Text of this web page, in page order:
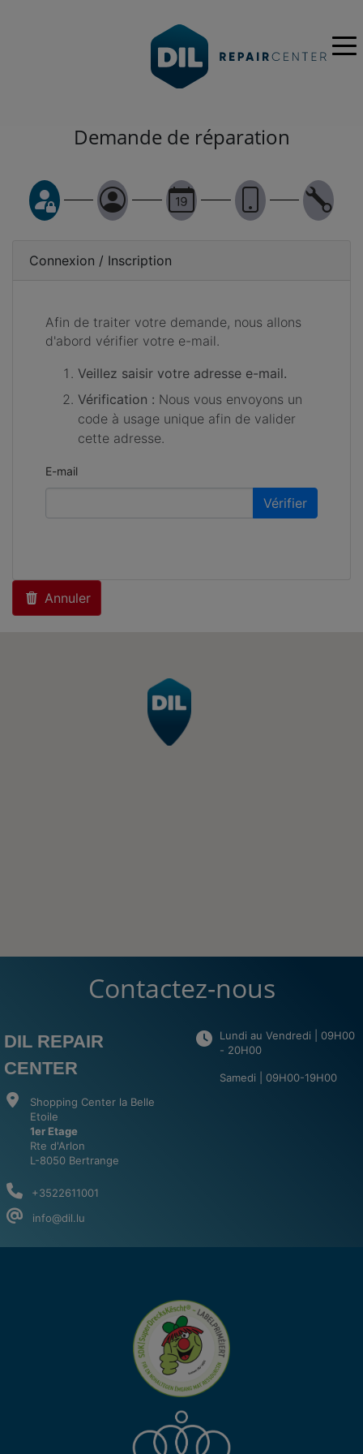
Demande de réparation
Connexion / Inscription
Afin de traiter votre demande, nous allons
d'abord vérifier votre e-mail.
Veillez saisir votre adresse e-mail.
Vérification : Nous vous envoyons un
code à usage unique afin de valider
cette adresse.
E-mail
Vérifier
Annuler
Contactez-nous
DIL REPAIR
CENTER
Shopping Center la Belle
Etoile
1er Etage
Rte d'Arlon
L-8050 Bertrange
+3522611001
info@dil.lu
Lundi au Vendredi | 09H00
- 20H00
Samedi | 09H00-19H00